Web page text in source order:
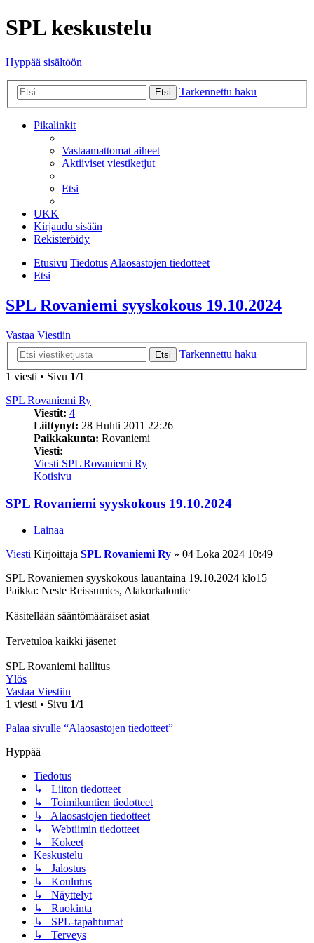
SPL keskustelu
Hyppää sisältöön
Etsi Tarkennettu haku
Pikalinkit
Vastaamattomat aiheet
Aktiiviset viestiketjut
Etsi
UKK
Kirjaudu sisään
Rekisteröidy
Etusivu TiedotusAlaosastojen tiedotteet
Etsi
SPL Rovaniemi syyskokous 19.10.2024
Vastaa Viestiin
Etsi
Tarkennettu haku
1 viesti • Sivu 1/1
SPL Rovaniemi Ry
Viestit: 4
Liittynyt: 28 Huhti 2011 22:26
Paikkakunta: Rovaniemi
Viesti:
Viesti SPL Rovaniemi Ry
Kotisivu
SPL Rovaniemi syyskokous 19.10.2024
Lainaa
Viesti Kirjoittaja SPL Rovaniemi Ry » 04 Loka 2024 10:49
SPL Rovaniemen syyskokous lauantaina 19.10.2024 klo15
Paikka: Neste Reissumies, Alakorkalontie
Käsitellään sääntömääräiset asiat
Tervetuloa kaikki jäsenet
SPL Rovaniemi hallitus
Ylös
Vastaa Viestiin
1 viesti • Sivu 1/1
Palaa sivulle “Alaosastojen tiedotteet”
Hyppää
Tiedotus
↳ Liiton tiedotteet
↳ Toimikuntien tiedotteet
↳ Alaosastojen tiedotteet
↳ Webtiimin tiedotteet
↳ Kokeet
Keskustelu
↳ Jalostus
↳ Koulutus
↳ Näyttelyt
↳ Ruokinta
↳ SPL-tapahtumat
↳ Terveys